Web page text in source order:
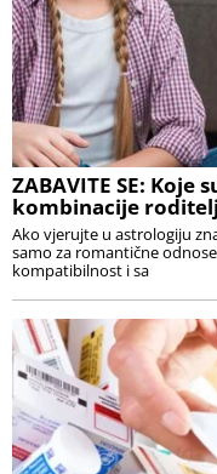
ZABAVITE SE:
kombinacije
Ako vjerujte u astrologiju
samo za romantične
kompatibilnost i sa